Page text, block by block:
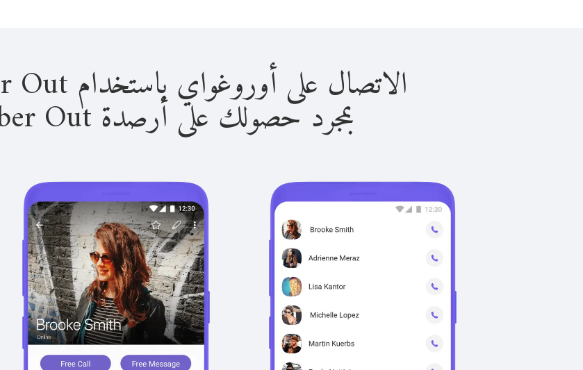
الاتصال على أوروغواي باستخدام Viber Out سهل للغاية.
بمجرد حصولك على أرصدة Viber Out، يمكنك: